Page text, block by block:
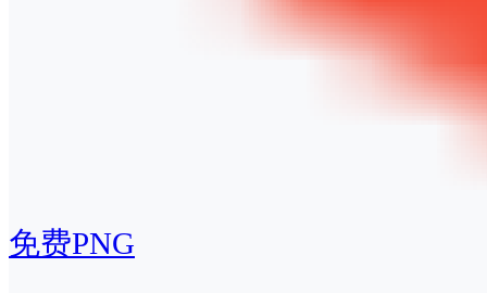
免费PNG